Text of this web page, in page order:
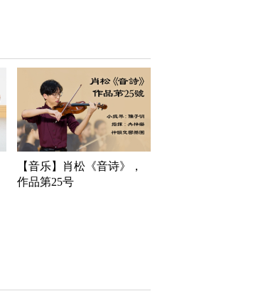
【音乐】肖松《音诗》，
作品第25号